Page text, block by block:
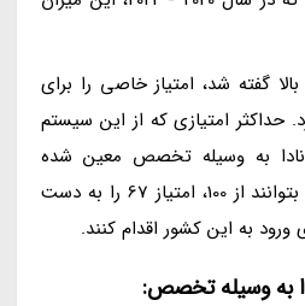
گفته شد، امتیاز خاصی را برای
حداکثر امتیازی که از این سیستم
به وسیله تخصص معین شده
است، 100 است. افرادی که بتوانند از 100، امتیاز 67 را به دست
ورود به این کشور اقدام کنند.
به وسیله تخصص: